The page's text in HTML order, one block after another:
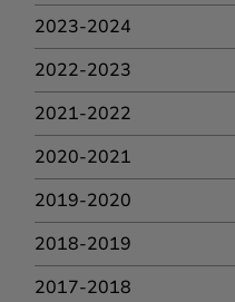
2023-2024
2022-2023
2021-2022
2020-2021
2019-2020
2018-2019
2017-2018